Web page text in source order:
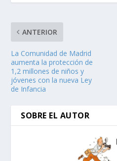
ANTERIOR
La Comunidad de Madrid
aumenta la protección de
1,2 millones de niños y
jóvenes con la nueva Ley
de Infancia
SOBRE EL AUTOR